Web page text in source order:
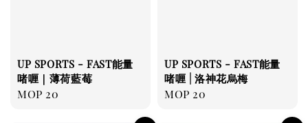
UP SPORTS - FAST能量
啫喱｜薄荷藍莓
Regular
MOP 20
UP SPORTS - FAST能量
啫喱 | 洛神花烏梅
Regular
MOP 20